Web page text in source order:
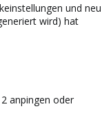
und neu
wird) hat
anpingen oder